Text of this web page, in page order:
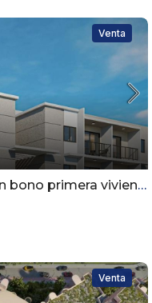
Venta
en el sector de Arena Gorda, Punta Cana
Venta